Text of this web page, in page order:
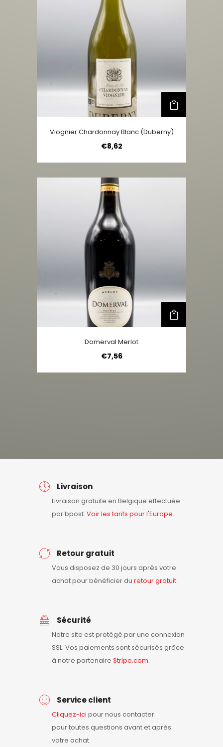
Viognier Chardonnay Blanc (Duberny)
€8,62
Domerval Merlot
€7,56
Livraison
Livraison gratuite en Belgique effectuée
par bpost. Voir les tarifs pour l'Europe.
Retour gratuit
Vous disposez de 30 jours après votre
achat pour bénéficier du retourgratuit.
Sécurité
Notre site est protégé par une connexion
SSL. Vos paiements sont sécurisés grâce
à notre partenaire Stripe.com.
Service client
Cliquez-ici pour nous contacter
pour toutes questions avant et après
votre achat.